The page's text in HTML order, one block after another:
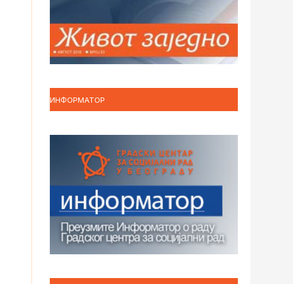
ИНФОРМАТОР